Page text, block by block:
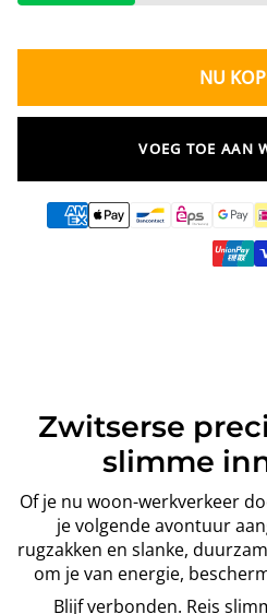
NU
VOEG TOE AAN
Zwitserse
slimme
Of je nu woon-werkverkeer
je volgende avontuur
rugzakken en slanke,
om je van energie,
Blijf verbonden. Reis